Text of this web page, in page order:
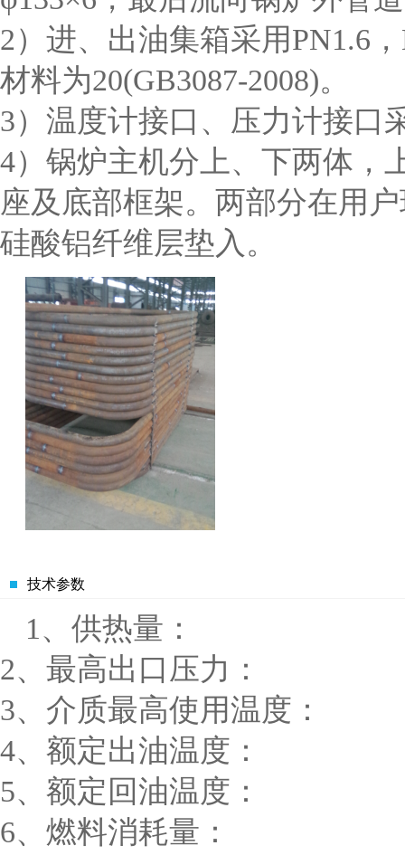
2）进、出油集箱采用PN1.6
材料为20(GB3087-2008)。
3）温度计接口、压力计接口
4）锅炉主机分上、下两体，
座及底部框架。两部分在用
硅酸铝纤维层垫入。
技术参数
1、供热量：
2、最高出口压力
3、介质最高使用温
4、额定出油温度
5、额定回油温度
6、燃料消耗量：